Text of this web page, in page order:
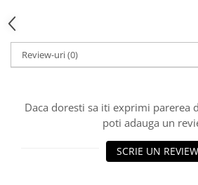
Review-uri(0)
Daca doresti sa iti exprimi parerea
poti adauga un
SCRIE UN REVIEW